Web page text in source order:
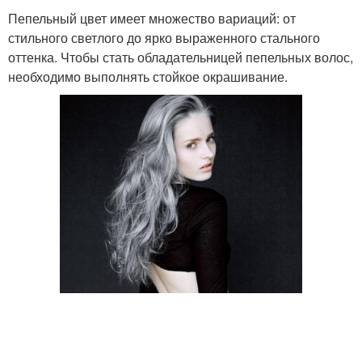
Пепельный цвет имеет множество вариаций: от
стильного светлого до ярко выраженного стального
оттенка. Чтобы стать обладательницей пепельных волос,
необходимо выполнять стойкое окрашивание.